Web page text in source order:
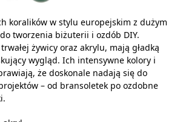
koralików w stylu europejskim z dużym
tworzenia biżuterii i ozdób DIY.
żywicy oraz akrylu, mają gładką
wygląd. Ich intensywne kolory i
że doskonale nadają się do
– od bransoletek po ozdobne